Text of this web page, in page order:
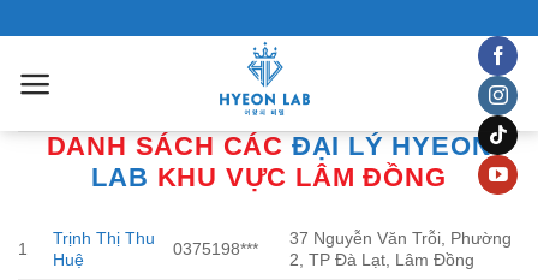
nội
DANH SÁCH CÁC ĐẠI LÝ HYEON
LAB KHU VỰC LÂM ĐỒNG
1
Trịnh Thị Thu
Huệ
0375198***
37 Nguyễn Văn Trỗi, Phường
2, TP Đà Lạt, Lâm Đồng